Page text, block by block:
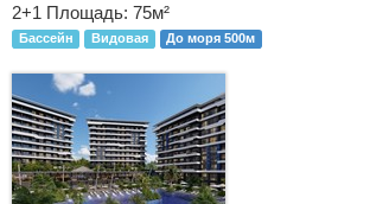
2+1 Площадь: 75м²
Бассейн Видовая До моря 500м